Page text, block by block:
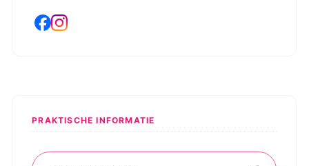
PRAKTISCHE INFORMATIE